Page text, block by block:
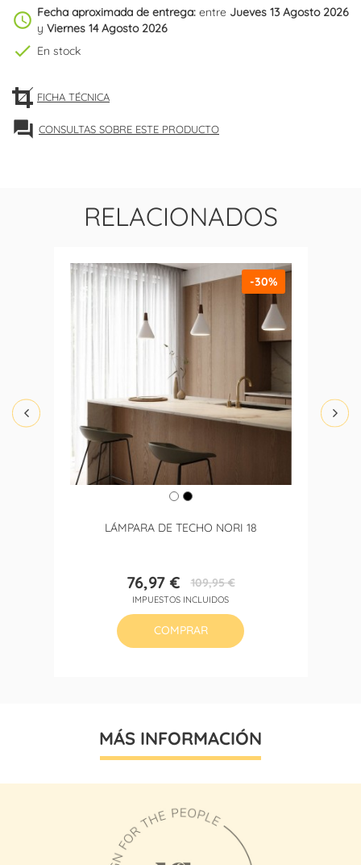
schedule Fecha aproximada de entrega: entre Jueves 13 Agosto 2026
y Viernes 14 Agosto 2026
check En stock
FICHA TÉCNICA
forum CONSULTAS SOBRE ESTE PRODUCTO
RELACIONADOS
LÁMPARA DE TECHO NORI 18
Precio
76,97 €Precio
base
109,95 €
IMPUESTOS INCLUIDOS
-30%
COMPRAR
MÁS INFORMACIÓN